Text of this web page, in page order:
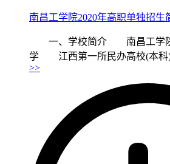
南昌工学院2020年高职单独招生
一、学校简介 南昌工学院
学 江西第一所民办高校(本
>>